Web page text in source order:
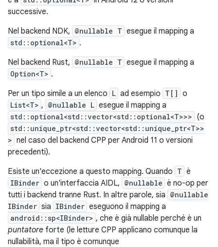
successive.
Nel backend NDK, @nullable T esegue il mapping a
std::optional<T> .
Nel backend Rust, @nullable T esegue il mapping a
Option<T> .
Per un tipo simile a un elenco L ad esempio T[] o
List<T> , @nullable L esegue il mapping a
std::optional<std::vector<std::optional<T>>> (o
std::unique_ptr<std::vector<std::unique_ptr<T>>
> nel caso del backend CPP per Android 11 o versioni
precedenti).
Esiste un'eccezione a questo mapping. Quando T è
IBinder o un'interfaccia AIDL, @nullable è no-op per
tutti i backend tranne Rust. In altre parole, sia @nullable
IBinder sia IBinder eseguono il mapping a
android::sp<IBinder> , che è già nullable perché è un
puntatore forte (le letture CPP applicano comunque la
nullabilità, ma il tipo è comunque